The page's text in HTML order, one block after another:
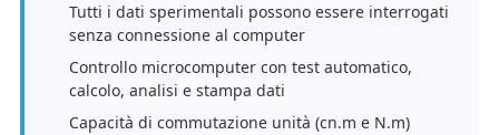
Tutti i dati sperimentali possono essere interrogati
senza connessione al computer
Controllo microcomputer con test automatico,
calcolo, analisi e stampa dati
Capacità di commutazione unità (cn.m e N.m)